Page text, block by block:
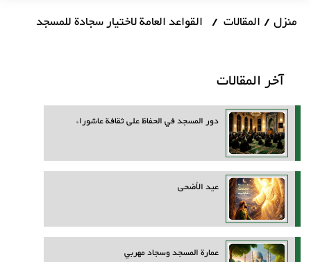
منزل المقالات القواعد العامة لاختيار سجادة للمسجد
آخر المقالات
دور المسجد في الحفاظ على ثقافة عاشوراء
عيد الأضحى
عمارة المسجد وسجاد مهربي